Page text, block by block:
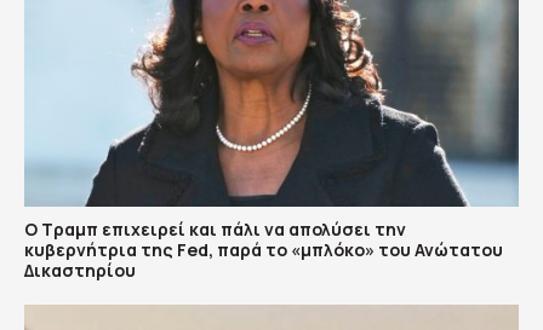
Ο Τραμπ επιχειρεί και πάλι να απολύσει την
κυβερνήτρια της Fed, παρά το «μπλόκο» του Ανώτατου
Δικαστηρίου